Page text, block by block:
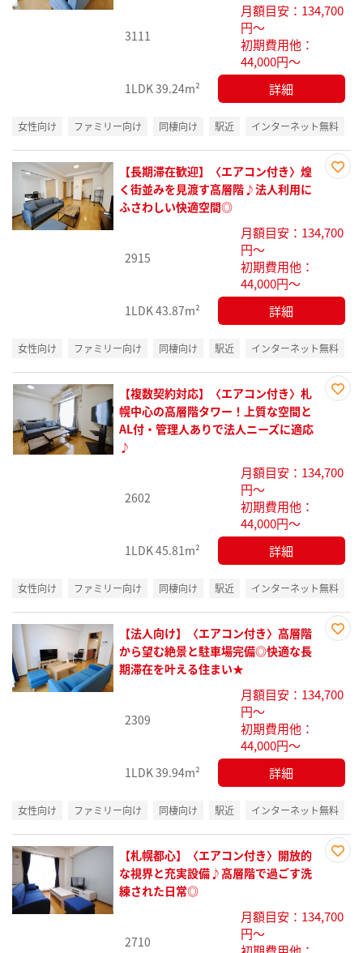
録
3111
月額目安：134,700
円～
初期費用他：
44,000円～
1LDK39.24m² 詳細
女性向け ファミリー向け 同棲向け 駅近 インターネット無料
録
【長期滞在歓迎】〈エアコン付き〉煌
く街並みを見渡す高層階♪法人利用に
ふさわしい快適空間◎
2915
月額目安：134,700
円～
初期費用他：
44,000円～
1LDK43.87m² 詳細
女性向け ファミリー向け 同棲向け 駅近 インターネット無料
【複数契約対応】〈エアコン付き〉札
幌中心の高層階タワー！上質な空間と
AL付・管理人ありで法人ニーズに適応
♪
2602
月額目安：134,700
円～
初期費用他：
44,000円～
1LDK45.81m² 詳細
女性向け ファミリー向け 同棲向け 駅近 インターネット無料
録
【法人向け】〈エアコン付き〉高層階
から望む絶景と駐車場完備◎快適な長
期滞在を叶える住まい★
2309
月額目安：134,700
円～
初期費用他：
44,000円～
1LDK39.94m² 詳細
女性向け ファミリー向け 同棲向け 駅近 インターネット無料
録
【札幌都心】〈エアコン付き〉開放的
な視界と充実設備♪高層階で過ごす洗
練された日常◎
2710
月額目安：134,700
円～